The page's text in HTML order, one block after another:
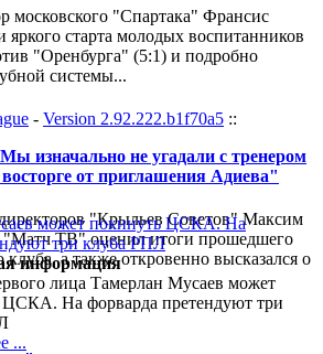
московского "Спартака" Франсис
яркого старта молодых воспитанников
"Оренбурга" (5:1) и подробно
системы...
изначально не угадали с тренером
от приглашения Адиева"
директоров "Крыльев Советов" Максим
ТВ" оценил итоги прошедшего
клуба, а также откровенно высказался о
- Version 2.92.222.b1f70a5 ::
информация
лица Тамерлан Мусаев может
ЦСКА. На форварда претендуют три
...